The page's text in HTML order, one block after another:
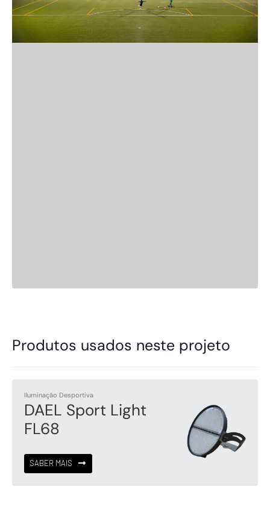
Produtos usados neste projeto
Iluminação Desportiva
DAEL Sport Light
FL68
SABER MAIS